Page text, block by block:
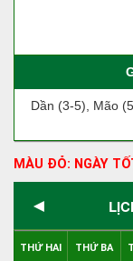
Dần (3-5), Mão
MÀU ĐỎ: NGÀY
◄
THỨ HAI THỨ BA